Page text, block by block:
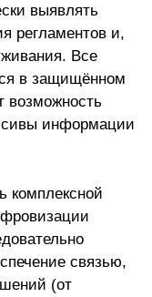
выявлять
регламентов и,
Все
в защищённом
возможность
информации
комплексной
связью,
(от